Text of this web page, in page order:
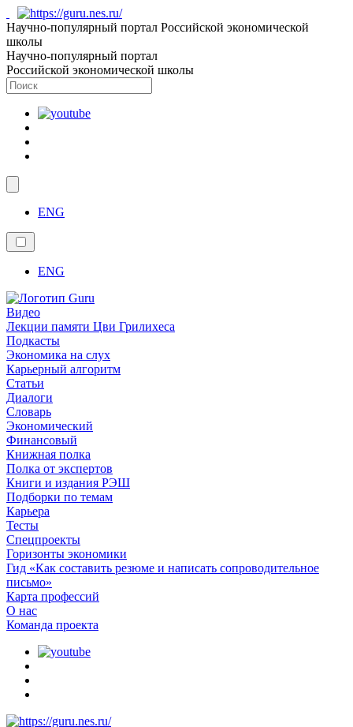
Научно-популярный портал Российской экономической
школы
Научно-популярный портал
Российской экономической школы
ENG
ENG
Видео
Лекции памяти Цви Грилихеса
Подкасты
Экономика на слух
Карьерный алгоритм
Статьи
Диалоги
Словарь
Экономический
Финансовый
Книжная полка
Полка от экспертов
Книги и издания РЭШ
Подборки по темам
Карьера
Тесты
Спецпроекты
Горизонты экономики
Гид «Как составить резюме и написать сопроводительное
письмо»
Карта профессий
О наc
Команда проекта